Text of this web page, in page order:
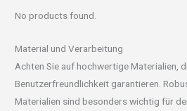
No products found.
Material und Verarbeitung
Achten Sie auf hochwertige Materialien,
Benutzerfreundlichkeit garantieren.
Materialien sind besonders wichtig für